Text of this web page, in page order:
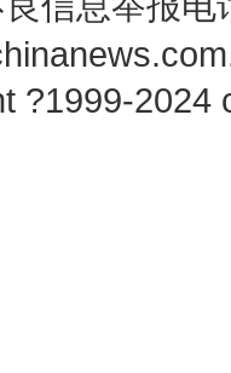
?1999-2024